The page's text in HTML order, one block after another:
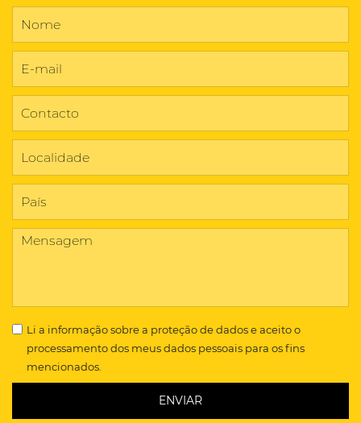
Li a informação sobre a proteção de dadose aceito o
processamento dos meus dados pessoais para os fins
mencionados.